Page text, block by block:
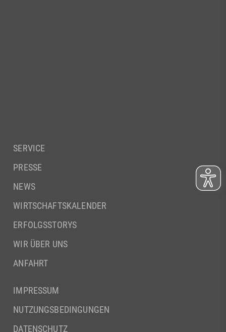
SERVICE
PRESSE
NEWS
WIRTSCHAFTSKALENDER
ERFOLGSSTORYS
WIR ÜBER UNS
ANFAHRT
IMPRESSUM
NUTZUNGSBEDINGUNGEN
DATENSCHUTZ